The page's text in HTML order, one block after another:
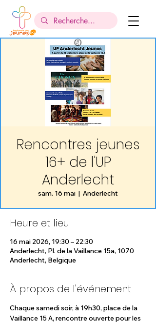
Rencontres jeunes
16+ de l'UP
Anderlecht
sam. 16 mai
  |
Anderlecht
Heure et lieu
16 mai 2026, 19:30 – 22:30
Anderlecht, Pl. de la Vaillance 15a, 1070
Anderlecht, Belgique
À propos de l'événement
Chaque samedi soir, à 19h30, place de la
Vaillance 15 A, rencontre ouverte pour les